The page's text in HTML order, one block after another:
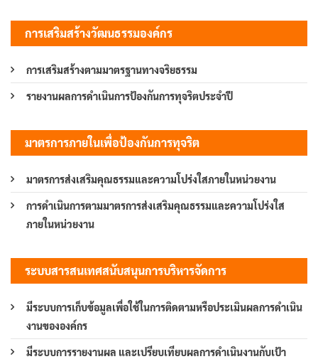
การเสริมสร้างวัฒนธรรมองค์กร
การเสริมสร้างตามมาตรฐานทางจริยธรรม
รายงานผลการดำเนินการป้องกันการทุจริตประจำปี
มาตรการภายในเพื่อป้องกันการทุจริต
มาตรการส่งเสริมคุณธรรมและความโปร่งใสภายในหน่วยงาน
การดำเนินการตามมาตรการส่งเสริมคุณธรรมและความโปร่งใส
ภายในหน่วยงาน
ระบบสารสนเทศสนับสนุนการบริหารจัดการ
มีระบบการเก็บข้อมูลเพื่อใช้ในการติดตามหรือประเมินผลการดำเนิน
งานขององค์กร
มีระบบการรายงานผล และเปรียบเทียบผลการดำเนินงานกับเป้า